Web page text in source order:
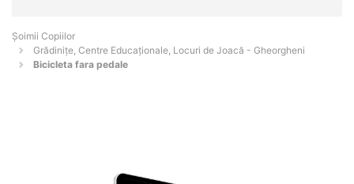
Șoimii Copiilor
Grădinițe, Centre Educaționale, Locuri de Joacă - Gheorgheni
Bicicleta fara pedale